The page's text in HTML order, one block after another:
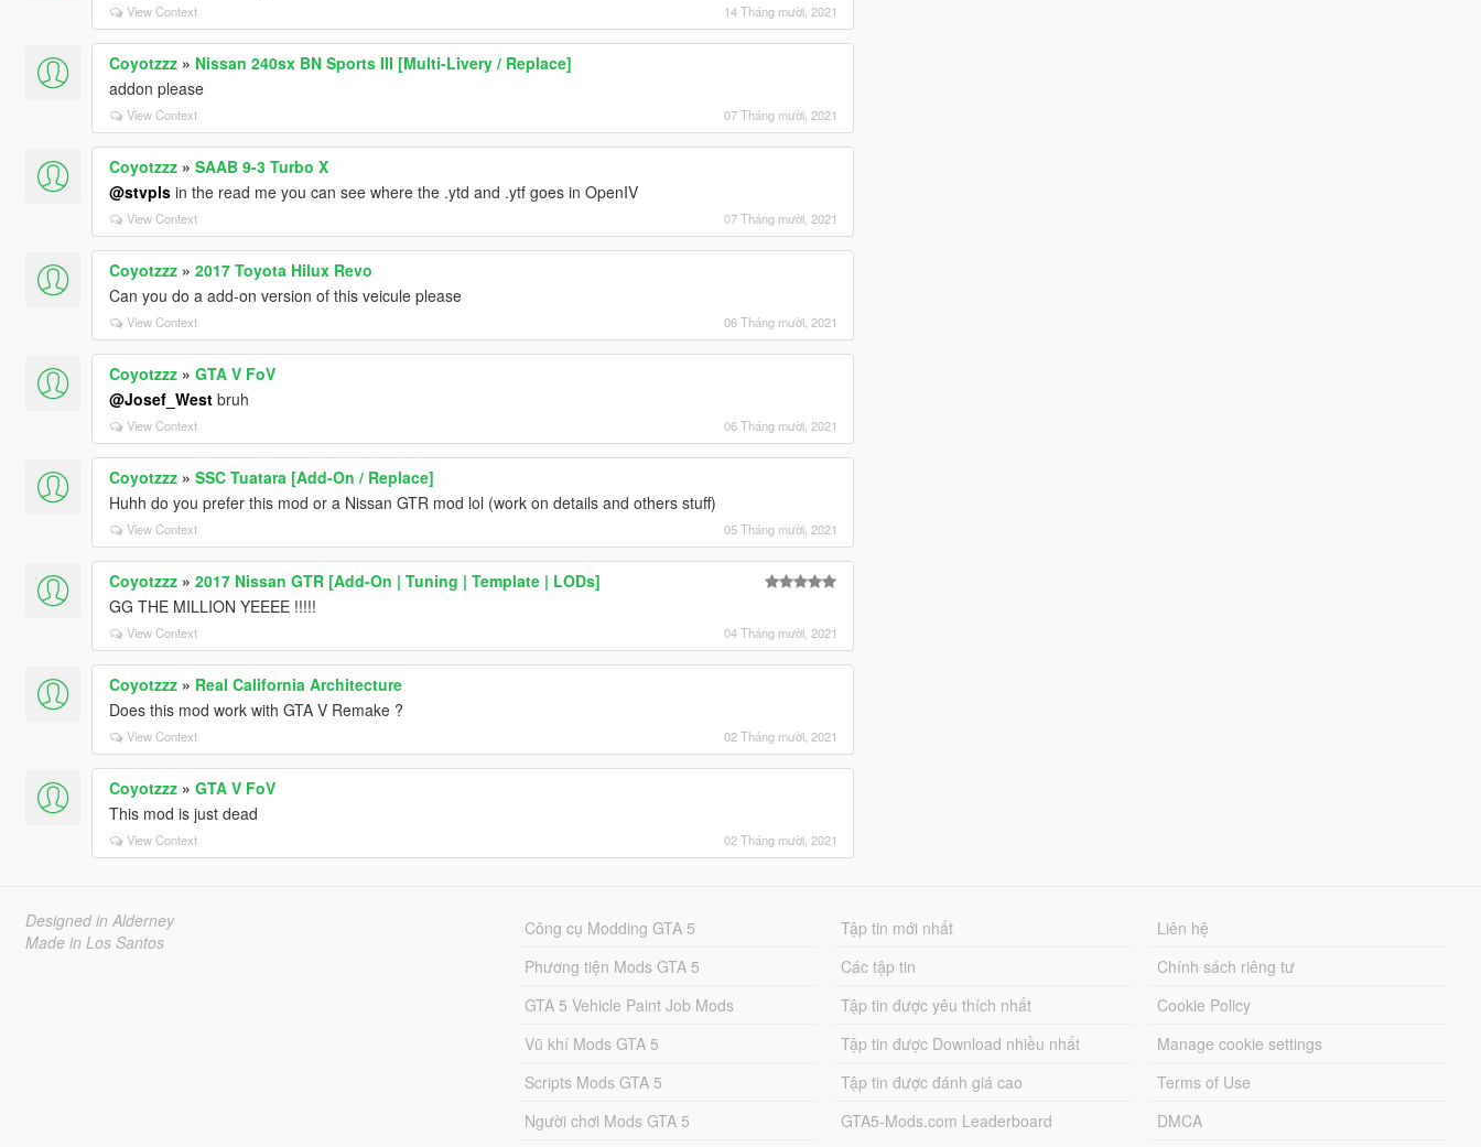
View Context 14 Tháng mười, 2021
Coyotzzz» Nissan 240sx BN Sports III [Multi-Livery / Replace]
addon please
View Context 07 Tháng mười, 2021
Coyotzzz» SAAB 9-3 Turbo X
@stvplsin the read me you can see where the .ytd and .ytf goes in OpenIV
View Context 07 Tháng mười, 2021
Coyotzzz» 2017 Toyota Hilux Revo
Can you do a add-on version of this veicule please
View Context 06 Tháng mười, 2021
Coyotzzz» GTA V FoV
@Josef_Westbruh
View Context 06 Tháng mười, 2021
Coyotzzz» SSC Tuatara [Add-On / Replace]
Huhh do you prefer this mod or a Nissan GTR mod lol (work on details and others stuff)
View Context 05 Tháng mười, 2021
Coyotzzz» 2017 Nissan GTR [Add-On | Tuning | Template | LODs]
GG THE MILLION YEEEE !!!!!
View Context 04 Tháng mười, 2021
Coyotzzz» Real California Architecture
Does this mod work with GTA V Remake ?
View Context 02 Tháng mười, 2021
Coyotzzz» GTA V FoV
This mod is just dead
View Context 02 Tháng mười, 2021
Designed in Alderney
Made in Los Santos
Công cụ Modding GTA 5
Phương tiện Mods GTA 5
GTA 5 Vehicle Paint Job Mods
Vũ khí Mods GTA 5
Scripts Mods GTA 5
Người chơi Mods GTA 5
Tập tin mới nhất
Các tập tin
Tập tin được yêu thích nhất
Tập tin được Download nhiều nhất
Tập tin được đánh giá cao
GTA5-Mods.com Leaderboard
Liên hệ
Chính sách riêng tư
Cookie Policy
Manage cookie settings
Terms of Use
DMCA